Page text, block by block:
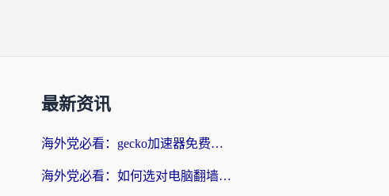
最新资讯
海外党必看：gecko加速器免费试用？教你选对回国加速器，无缝刷国内剧玩游戏
海外党必看：如何选对电脑翻墙回国软件，轻松解锁国内资源？